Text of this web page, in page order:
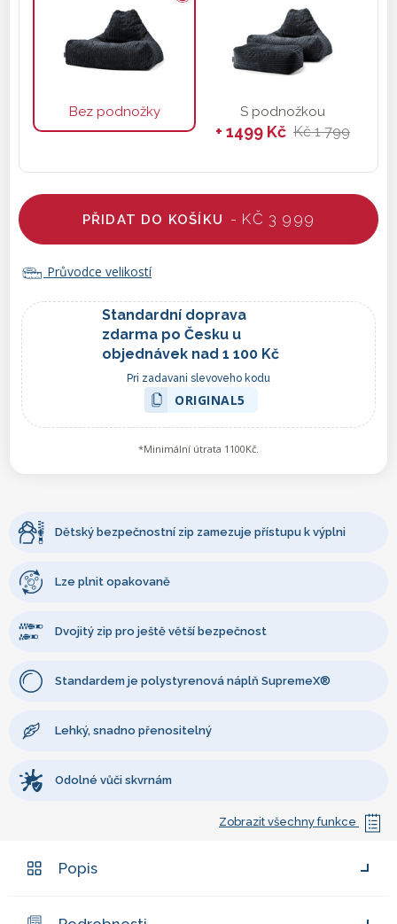
Bez podnožky S podnožkou
+ 1499 Kč Kč 1 799
PŘIDAT DO KOŠÍKU - KČ 3 999
Průvodce velikostí
Standardní doprava
zdarma po Česku u
objednávek nad 1 100 Kč
Pri zadavani slevoveho kodu
ORIGINAL5
*Minimální útrata 1100Kč.
Dětský bezpečnostní zip zamezuje přístupu k výplni
Lze plnit opakovaně
Dvojitý zip pro ještě větší bezpečnost
Standardem je polystyrenová náplň SupremeX®
Lehký, snadno přenositelný
Odolné vůči skvrnám
Zobrazit všechny funkce
Popis